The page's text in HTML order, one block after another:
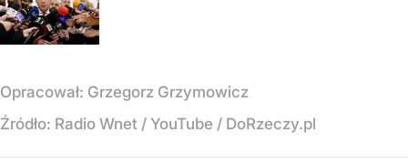
Opracował: Grzegorz Grzymowicz
Źródło: Radio Wnet / YouTube / DoRzeczy.pl